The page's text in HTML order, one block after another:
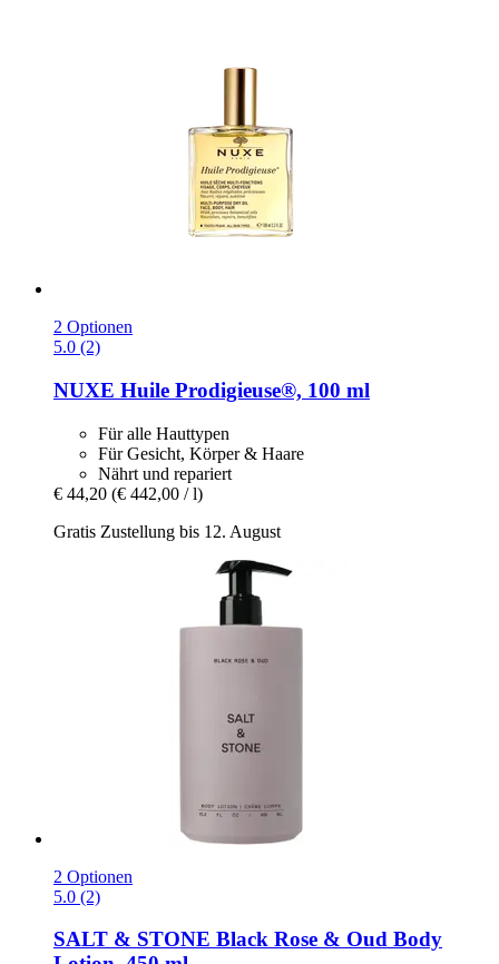
2 Optionen
5.0 (2)
NUXE Huile Prodigieuse®, 100 ml
Für alle Hauttypen
Für Gesicht, Körper & Haare
Nährt und repariert
€ 44,20 (€ 442,00 / l)
Gratis Zustellung bis 12. August
2 Optionen
5.0 (2)
SALT & STONE Black Rose & Oud Body